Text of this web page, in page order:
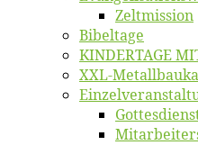
Zelt­mis­si­on
Bi­bel­ta­ge
KINDERTAGE
XXL-